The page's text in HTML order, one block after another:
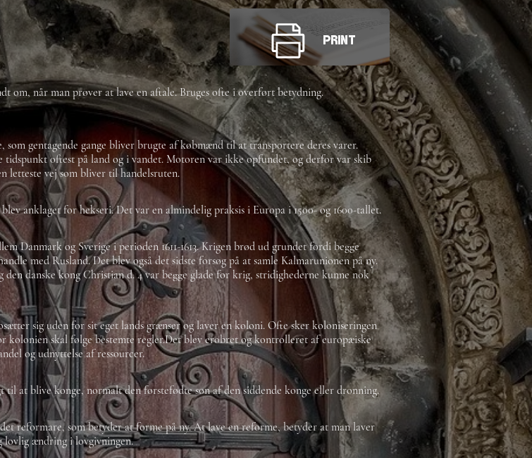
Print
om, når man prøver at lave en aftale. Bruges ofte i overført betydning.
som gentagende gange bliver brugte af købmænd til at transportere deres varer.
tidspunkt oftest på land og i vandet. Motoren var ikke opfundet, og derfor var skib
letteste vej som bliver til handelsruten.
anklaget for hekseri. Det var en almindelig praksis i Europa i 1500- og 1600-tallet.
Danmark og Sverige i perioden 1611-1613. Krigen brød ud grundet fordi begge
med Rusland. Det blev også det sidste forsøg på at samle Kalmarunionen på ny.
den danske kong Christian d. 4 var begge glade for krig, stridighederne kunne nok
sig uden for sit eget lands grænser og laver en koloni. Ofte sker koloniseringen
kolonien skal følge bestemte regler.Det blev erobret og kontrolleret af europæiske
og udnyttelse af ressourcer.
til at blive konge, normalt den førstefødte søn af den siddende konge eller dronning.
reformare, som betyder at forme på ny. At lave en reforme, betyder at man laver
lovlig ændring i lovgivningen.